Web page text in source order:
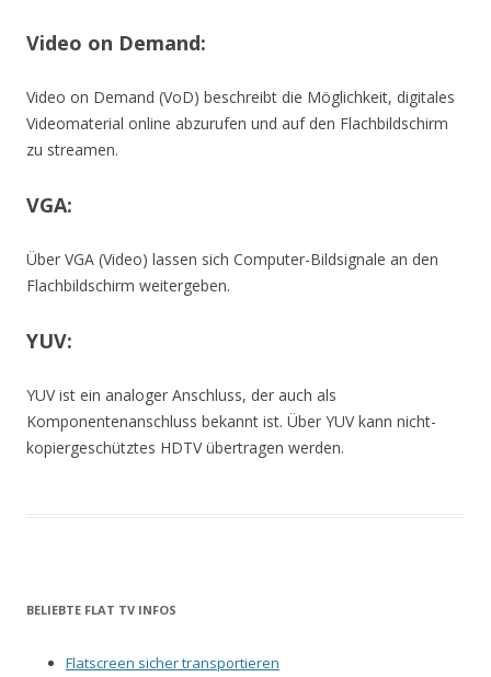
Video on Demand:
Video on Demand (VoD) beschreibt die Möglichkeit, digitales
Videomaterial online abzurufen und auf den Flachbildschirm
zu streamen.
VGA:
Über VGA (Video) lassen sich Computer-Bildsignale an den
Flachbildschirm weitergeben.
YUV:
YUV ist ein analoger Anschluss, der auch als
Komponentenanschluss bekannt ist. Über YUV kann nicht-
kopiergeschütztes HDTV übertragen werden.
BELIEBTE FLAT TV INFOS
Flatscreen sicher transportieren